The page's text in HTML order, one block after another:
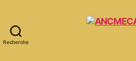
Recherche